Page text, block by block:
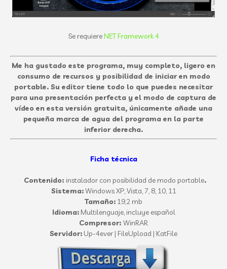
Se requiereNET Framework 4
Me ha gustado este programa, muy completo, ligero en
consumo de recursos y posibilidad de iniciar en modo
portable. Su editor tiene todo lo que puedes necesitar
para una presentación perfecta y el modo de captura de
vídeo en esta versión gratuita, únicamente añade una
pequeña marca de agua del programa en la parte
inferior derecha.
Ficha técnica
Contenido: instalador con posibilidad de modo portable.
Sistema:Windows XP, Vista, 7, 8, 10, 11
Tamaño: 19,2 mb
Idioma:Multilenguaje, incluye español
Compresor: WinRAR
Servidor: Up-4ever | FileUpload | KatFile